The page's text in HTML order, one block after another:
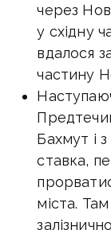
через
у східну
вдалося
частину
Бахмут і
ставка,
міста.